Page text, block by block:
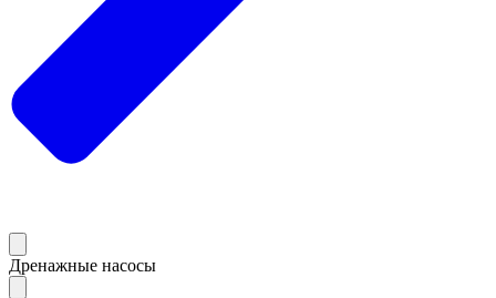
Дренажные насосы